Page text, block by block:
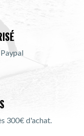
300€ d'achat.